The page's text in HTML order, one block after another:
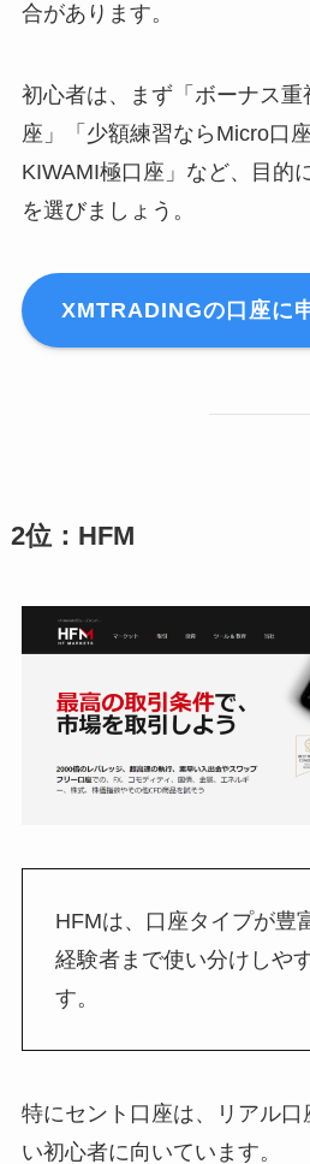
合があります。
初心者は、まず「ボーナス重
座」「少額練習ならMicro口
KIWAMI極口座」など、目的
を選びましょう。
XMTRADINGの口座に
2位：HFM
HFMは、口座タイプが豊
経験者まで使い分けしや
す。
特にセント口座は、リアル口
い初心者に向いています。